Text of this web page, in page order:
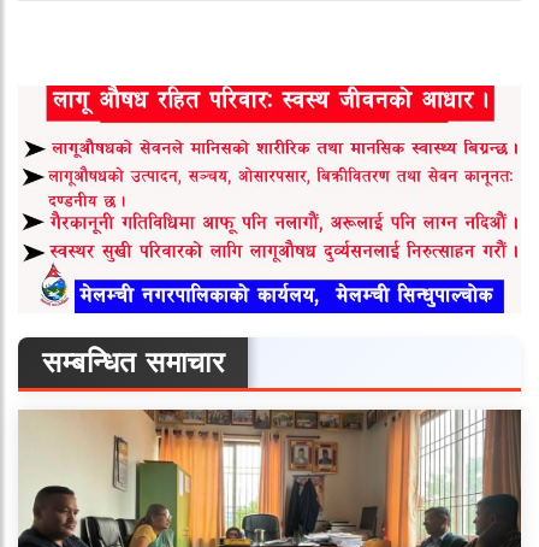
सम्बन्धित समाचार